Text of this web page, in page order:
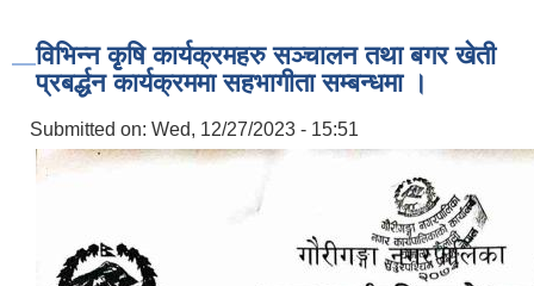
विभिन्न कृृषि कार्यक्रमहरु सञ्चालन तथा बगर खेती
प्रबर्द्धन कार्यक्रममा सहभागीता सम्बन्धमा ।
Submitted on: Wed, 12/27/2023 - 15:51